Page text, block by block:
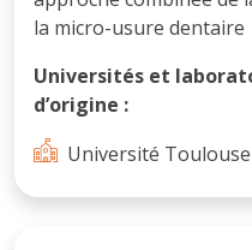
la micro-usure dentaire
Universités et
d’origine :
Université Toulouse